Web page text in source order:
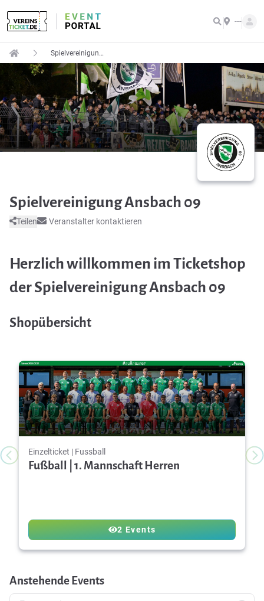
---
Spielvereinigung Ansbach 09
Spielvereinigung Ansbach 09
Teilen Veranstalter kontaktieren
Herzlich willkommen im Ticketshop
der Spielvereinigung Ansbach 09
Shopübersicht
Einzelticket | Fussball
Fußball | 1. Mannschaft Herren
2 Events
Anstehende Events